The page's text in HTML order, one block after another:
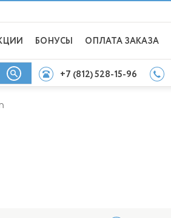
БОНУСЫ ОПЛАТА ЗАКАЗА
+7 (812) 528-15-96